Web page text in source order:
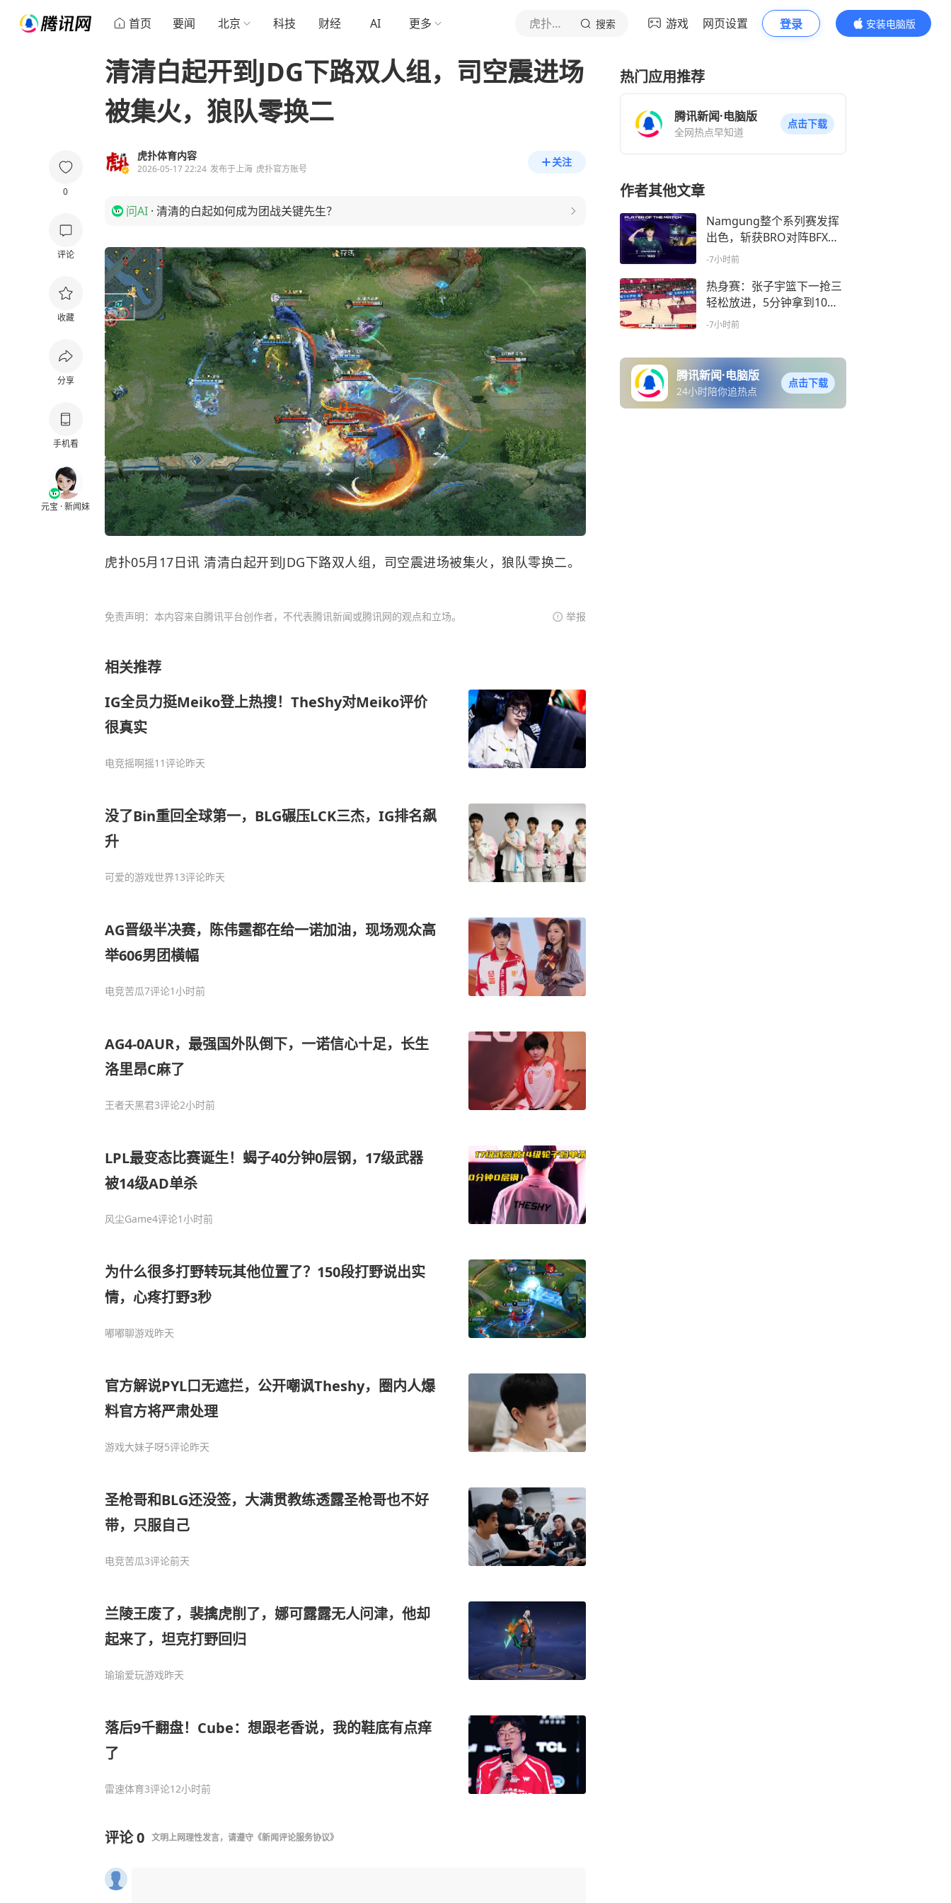
首页 要闻 北京 科技 财经 AI 更多 虎扑体育内容 搜索 游戏 网页设置 登录
安装电脑版
内容更精彩
0
评论
收藏
分享
手机看
元宝 · 新闻妹
清清白起开到JDG下路双人组，司空震进场
被集火，狼队零换二
虎扑体育内容
2026-05-17 22:24 发布于上海 虎扑官方账号
关注
问AI · 清清的白起如何成为团战关键先生？
虎扑05月17日讯 清清白起开到JDG下路双人组，司空震进场被集火，狼队零换二。
免责声明：本内容来自腾讯平台创作者，不代表腾讯新闻或腾讯网的观点和立场。 举报
相关推荐
IG全员力挺Meiko登上热搜！TheShy对Meiko评价
很真实
电竞摇啊摇11评论昨天
没了Bin重回全球第一，BLG碾压LCK三杰，IG排名飙
升
可爱的游戏世界13评论昨天
AG晋级半决赛，陈伟霆都在给一诺加油，现场观众高
举606男团横幅
电竞苦瓜7评论1小时前
AG4-0AUR，最强国外队倒下，一诺信心十足，长生
洛里昂C麻了
王者天黑君3评论2小时前
LPL最变态比赛诞生！蝎子40分钟0层钢，17级武器
被14级AD单杀
风尘Game4评论1小时前
为什么很多打野转玩其他位置了？150段打野说出实
情，心疼打野3秒
嘟嘟聊游戏昨天
官方解说PYL口无遮拦，公开嘲讽Theshy，圈内人爆
料官方将严肃处理
游戏大妹子呀5评论昨天
圣枪哥和BLG还没签，大满贯教练透露圣枪哥也不好
带，只服自己
电竞苦瓜3评论前天
兰陵王废了，裴擒虎削了，娜可露露无人问津，他却
起来了，坦克打野回归
瑜瑜爱玩游戏昨天
落后9千翻盘！Cube：想跟老香说，我的鞋底有点痒
了
雷速体育3评论12小时前
评论0 文明上网理性发言，请遵守 《新闻评论服务协议》
热门应用推荐
腾讯新闻·电脑版
全网热点早知道
点击下载
作者其他文章
Namgung整个系列赛发挥
出色，斩获BRO对阵BFX系
列赛POM
-7小时前
热身赛：张子宇篮下一抢三
轻松放进，5分钟拿到10分4
篮板
-7小时前
腾讯新闻·电脑版
24小时陪你追热点
点击下载